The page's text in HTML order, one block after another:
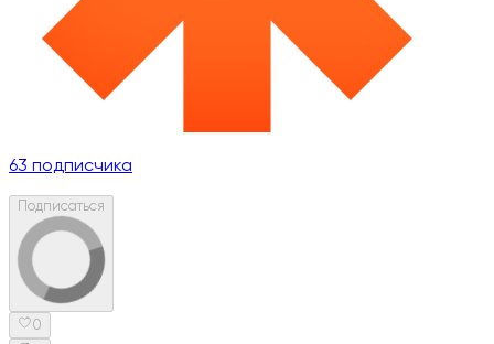
63 подписчика
Подписаться
0